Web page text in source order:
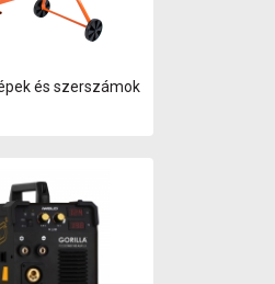
és szerszámok